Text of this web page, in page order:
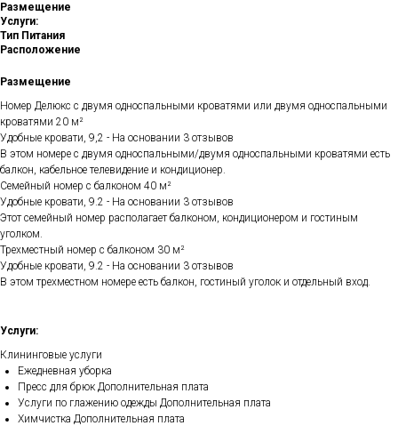
Размещение
Услуги:
Тип Питания
Расположение
Размещение
Номер Делюкс с двумя односпальными кроватями или двумя односпальными
кроватями 20 м²
Удобные кровати, 9,2 - На основании 3 отзывов
В этом номере с двумя односпальными/двумя односпальными кроватями есть
балкон, кабельное телевидение и кондиционер.
Семейный номер с балконом 40 м²
Удобные кровати, 9.2 - На основании 3 отзывов
Этот семейный номер располагает балконом, кондиционером и гостиным
уголком.
Трехместный номер с балконом 30 м²
Удобные кровати, 9.2 - На основании 3 отзывов
В этом трехместном номере есть балкон, гостиный уголок и отдельный вход.
Услуги:
Клининговые услуги
Ежедневная уборка
Пресс для брюк Дополнительная плата
Услуги по глажению одежды Дополнительная плата
Химчистка Дополнительная плата